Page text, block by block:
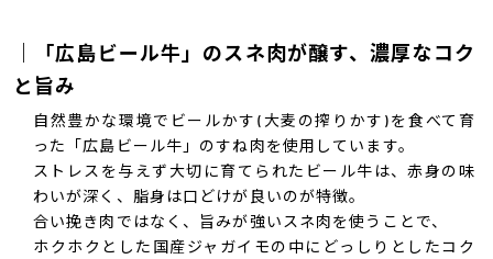
｜「広島ビール牛」のスネ肉が醸す、濃厚なコク
と旨み
自然豊かな環境でビールかす(大麦の搾りかす)を食べて育
った「広島ビール牛」のすね肉を使用しています。
ストレスを与えず大切に育てられたビール牛は、赤身の味
わいが深く、脂身は口どけが良いのが特徴。
合い挽き肉ではなく、旨みが強いスネ肉を使うことで、
ホクホクとした国産ジャガイモの中にどっしりとしたコク